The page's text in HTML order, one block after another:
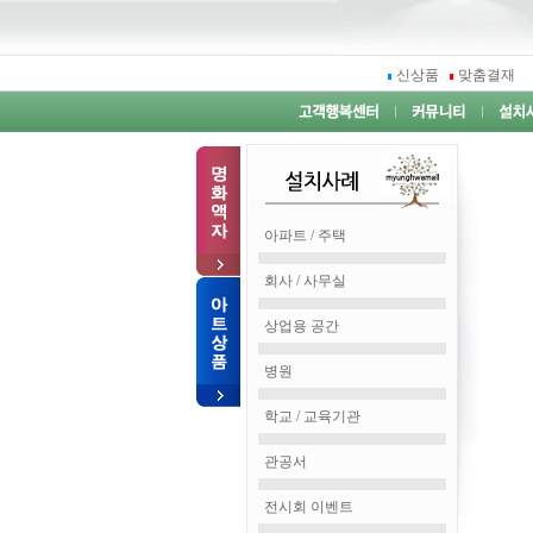
신상품 맞춤결재
아파트 / 주택
회사 / 사무실
상업용 공간
병원
학교 / 교육기관
관공서
전시회 이벤트